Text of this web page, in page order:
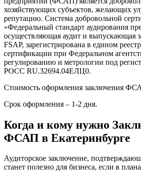
хозяйствующих субъектов, желающих
репутацию. Система добровольной
«Федеральный стандарт аудирования
осуществляющая аудит и выпускающая
FSAP, зарегистрирована в едином
сертификации при Федеральном
регулированию и метрологии под
РОСС RU.З2694.04ЕЛЦ0.
Стоимость оформления заключения
Срок оформления – 1-2 дня.
Когда и кому нужно
ФСАП в Екатеринбурге
Аудиторское заключение,
станет полезно для бизнеса, если в